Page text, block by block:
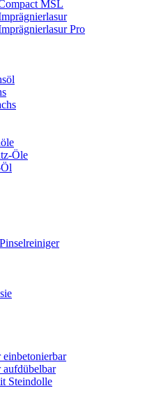
MSL
Pro
Öle
einbetonierbar
aufdübelbar
Steindolle